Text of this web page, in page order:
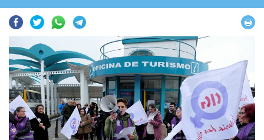
Facebook
TwitterWhatsapp